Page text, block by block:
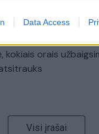
Data Access
kokiais orais
Visi įrašai